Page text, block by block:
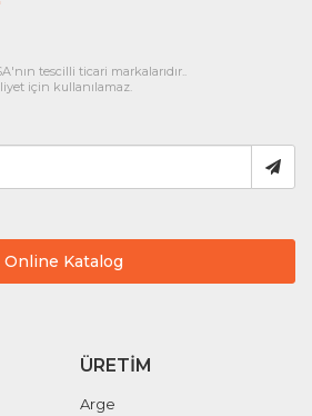
tescilli ticari markalarıdır..
için kullanılamaz.
Online Katalog
ÜRETIM
Arge